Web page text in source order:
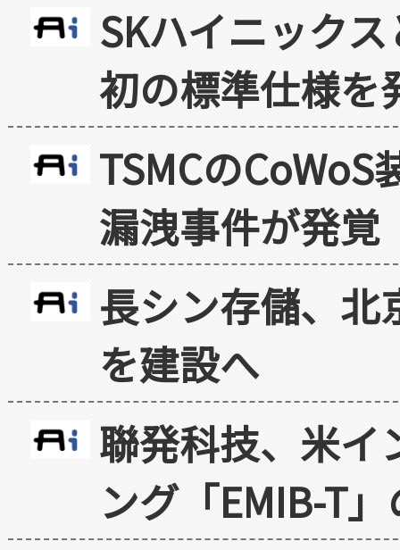
SKハイニック
初の標準仕様を
TSMCの
漏洩事件が発覚
長シン存儲、北
を建設へ
聯発科技、米イ
ング「EMIB-T